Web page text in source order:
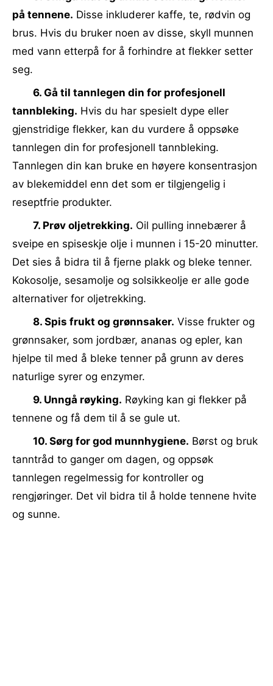
på tennene. Disse inkluderer kaffe, te, rødvin og
brus. Hvis du bruker noen av disse, skyll munnen
med vann etterpå for å forhindre at flekker setter
seg.
6. Gå til tannlegen din for profesjonell
tannbleking. Hvis du har spesielt dype eller
gjenstridige flekker, kan du vurdere å oppsøke
tannlegen din for profesjonell tannbleking.
Tannlegen din kan bruke en høyere konsentrasjon
av blekemiddel enn det som er tilgjengelig i
reseptfrie produkter.
7. Prøv oljetrekking. Oil pulling innebærer å
sveipe en spiseskje olje i munnen i 15-20 minutter.
Det sies å bidra til å fjerne plakk og bleke tenner.
Kokosolje, sesamolje og solsikkeolje er alle gode
alternativer for oljetrekking.
8. Spis frukt og grønnsaker. Visse frukter og
grønnsaker, som jordbær, ananas og epler, kan
hjelpe til med å bleke tenner på grunn av deres
naturlige syrer og enzymer.
9. Unngå røyking. Røyking kan gi flekker på
tennene og få dem til å se gule ut.
10. Sørg for god munnhygiene. Børst og bruk
tanntråd to ganger om dagen, og oppsøk
tannlegen regelmessig for kontroller og
rengjøringer. Det vil bidra til å holde tennene hvite
og sunne.